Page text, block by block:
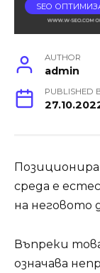
SEO
AUTHOR
admin
PUBLISHED
среда е
на неговото
Въпреки
означава